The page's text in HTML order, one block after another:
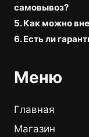
самовывоз?
5. Как можно
6. Есть ли
Меню
Главная
Магазин